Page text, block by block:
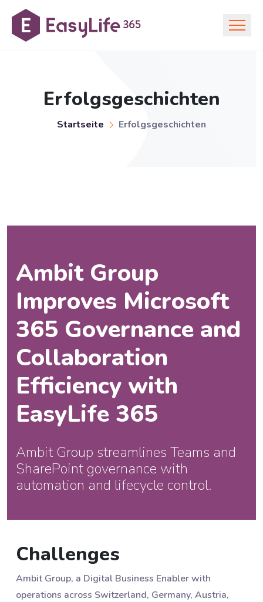
Erfolgsgeschichten
Startseite Erfolgsgeschichten
Ambit Group
Improves Microsoft
365 Governance and
Collaboration
Efficiency with
EasyLife 365
Ambit Group streamlines Teams and
SharePoint governance with
automation and lifecycle control.
Challenges
Ambit Group, a Digital Business Enabler with
operations across Switzerland, Germany, Austria,